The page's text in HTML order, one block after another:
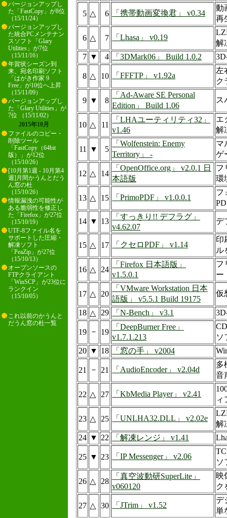
バージョンアップし
た「FastCopy」が8位
（15/11/24）
バージョンアップし
た統合PCメンテナン
スソフト「Glary
Utilities」が7位
（15/11/16）
年賀状シーズン到
来、宛名印刷ソフト
「はがき作家 9
Free」が10位へ上昇
（15/11/09）
バージョンアップし
た「Glary Utilities」が
7位 （15/11/02）
2015年10月
ファイルのコピー・
削除ツール
「FastCopy（64bit
版）」が12位
（15/10/26）
[10月第1週 - 10月第4
週]月間かうんとだう
ん窓の杜
（15/10/26）
情報漏洩の可能性が
ある脆弱性を修正し
た「Firefox」が27位
（15/10/19）
UTF-8ファイル名を
サポートした圧縮・
解凍ソフト
「PeaZip」が27位
（15/10/13）
オープンソースの
FTPクライアント
「WinSCP」が23位に
ランクイン
（15/10/05）
これ以前のかうんと
だうん窓の杜一覧
5 △ 6 「携帯動画変換君」 v0.34
動
再
6 △ 7 「Lhasa」 v0.19
解
7 ▼ 4 「3DMark06」 Build 1.0.2
8 △ 10 「FFFTP」 v1.92a
左
ク
9 ▼ 8
「Ad-Aware SE Personal
Edition」 Build 1.06
ス
10 △ 11
「LHAユーティリティ32」
v1.46
エ
解
11 ▼ 5
「Wolfenstein: Enemy
Territory」 -
マ
ゲ
12 △ 14
「OpenOffice.org」 v2.0.1 日
本語版
フ
環
13 △ 15 「PrimoPDF」 v1.0.0.1
フ
14 ▼ 13
「すっきり!! デフラグ」
v4.62.07
デ
15 △ 17 「クセロPDF」 v1.14
印
ル
16 △ 24
「Firefox 日本語版」
v1.5.0.1
フ
ー
17 △ 20
「VMware Workstation 日本
語版」 v5.5.1 Build 19175
仮
18 △ 29 「N-Bench」 v3.1
19 － 19
「DeepBurner Free」
v1.7.1.213
ソ
20 ▼ 18 「窓の手」 v2004
21 － 21 「AudioEncoder」 v2.04d
多
音
22 △ 27 「KbMedia Player」 v2.41
ィ
23 △ 25 「UNLHA32.DLL」 v2.02e
解
24 ▼ 22 「解凍レンジ」 v1.41
25 ▼ 23 「IP Messenger」 v2.06
ソ
26 △ 28
「真空波動研SuperLite」
v060120
映
ク
27 △ 30 「JTrim」 v1.52
デ
単